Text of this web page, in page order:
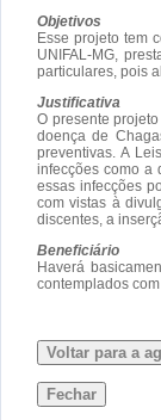
Objetivos
Esse projeto tem
UNIFAL-MG,
particulares, pois
Justificativa
O presente
doença de
preventivas. A
infecções como a
essas infecções
com vistas à
discentes, a
Beneficiário
Haverá
contemplados
Voltar para a
Fechar